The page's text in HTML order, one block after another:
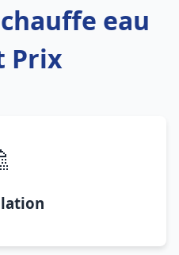
eau
Prix